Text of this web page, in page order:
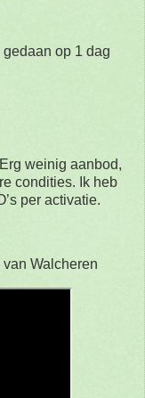
op 1 dag
weinig aanbod,
condities. Ik heb
per activatie.
Walcheren